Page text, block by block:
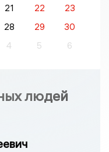
21 22
23
28 29
30
4 5 6
людей